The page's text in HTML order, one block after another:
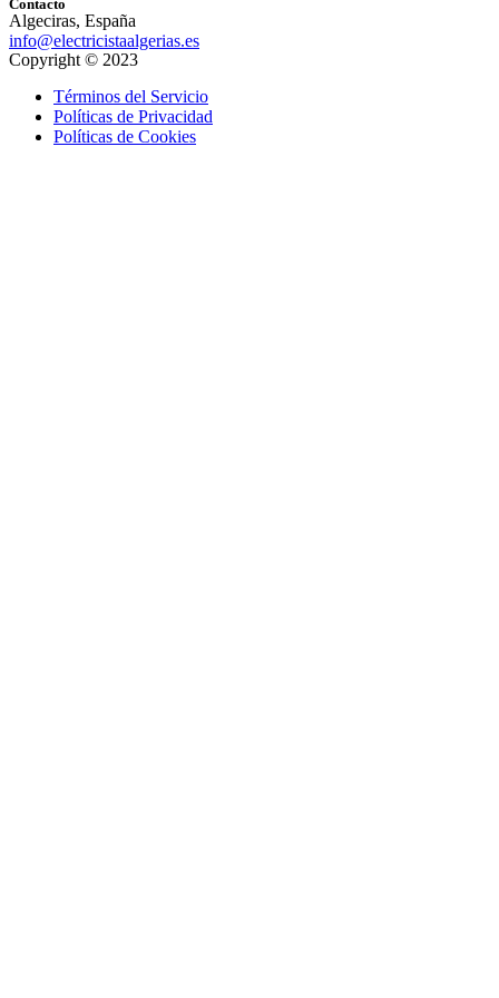
Contacto
Algeciras, España
info@electricistaalgerias.es
Copyright © 2023
Términos del Servicio
Políticas de Privacidad
Políticas de Cookies